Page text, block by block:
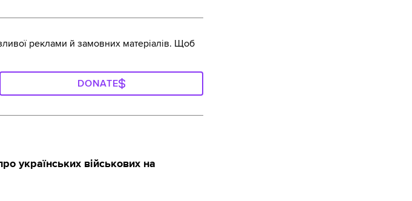
реклами й замовних матеріалів. Щоб
DONATE
українських військових на